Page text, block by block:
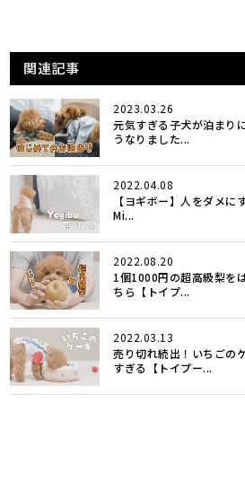
関連記事
2023.03.26
元気すぎる子犬が泊まり
うなりました...
2022.04.08
【ヨギボー】人をダメ
Mi...
2022.08.20
1個1000円の超高級梨を
ちら【トイプ...
2022.03.13
売り切れ続出！いちごの
すぎる【トイプー...